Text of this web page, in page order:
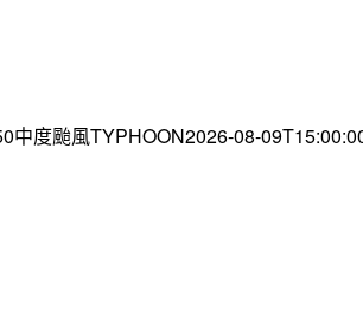
度颱風TYPHOON2026-08-